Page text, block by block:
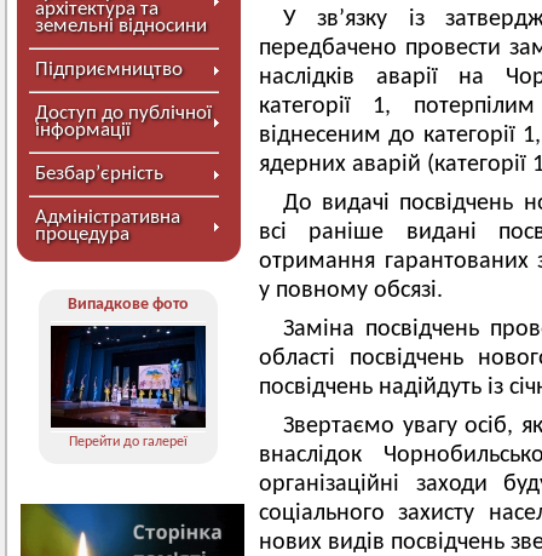
архітектура та
земельні відносини
Підприємництво
Доступ до публічної
інформації
Безбар’єрність
Адміністративна
процедура
Випадкове фото
Перейти до галереї
У зв’язку із
передбачено провести
наслідків аварії на
категорії 1,
віднесеним до категорії
ядерних аварій (категорії
До видачі посвідчень
всі раніше видані
отримання гарантованих
у повному обсязі.
Заміна посвідчень
області посвідчень
посвідчень надійдуть із
Звертаємо увагу осіб,
внаслідок
організаційні заходи
соціального захисту
нових видів посвідчень